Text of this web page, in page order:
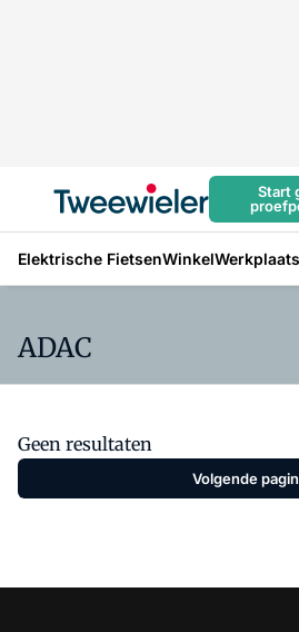
Start
Elektrische FietsenWinkelWerkplaats
ADAC
Geen resultaten
Volgende